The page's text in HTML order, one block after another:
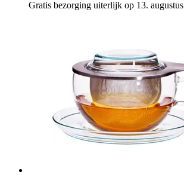
Gratis bezorging uiterlijk op 13. augustus